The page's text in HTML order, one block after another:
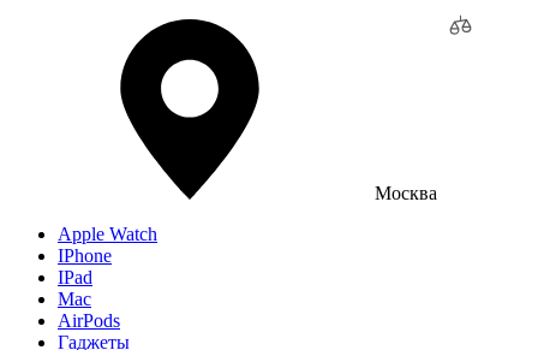
Москва
Apple Watch
IPhone
IPad
Mac
AirPods
Гаджеты